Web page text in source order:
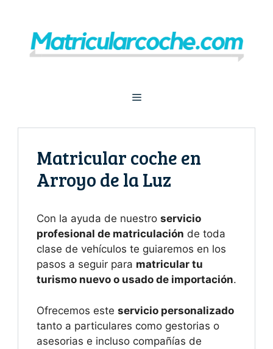
contenido
Menú
Matricular coche en
Arroyo de la Luz
Con la ayuda de nuestro servicio
profesional de matriculación de toda
clase de vehículos te guiaremos en los
pasos a seguir para matricular tu
turismo nuevo o usado de importación.
Ofrecemos este servicio personalizado
tanto a particulares como gestorias o
asesorias e incluso compañías de